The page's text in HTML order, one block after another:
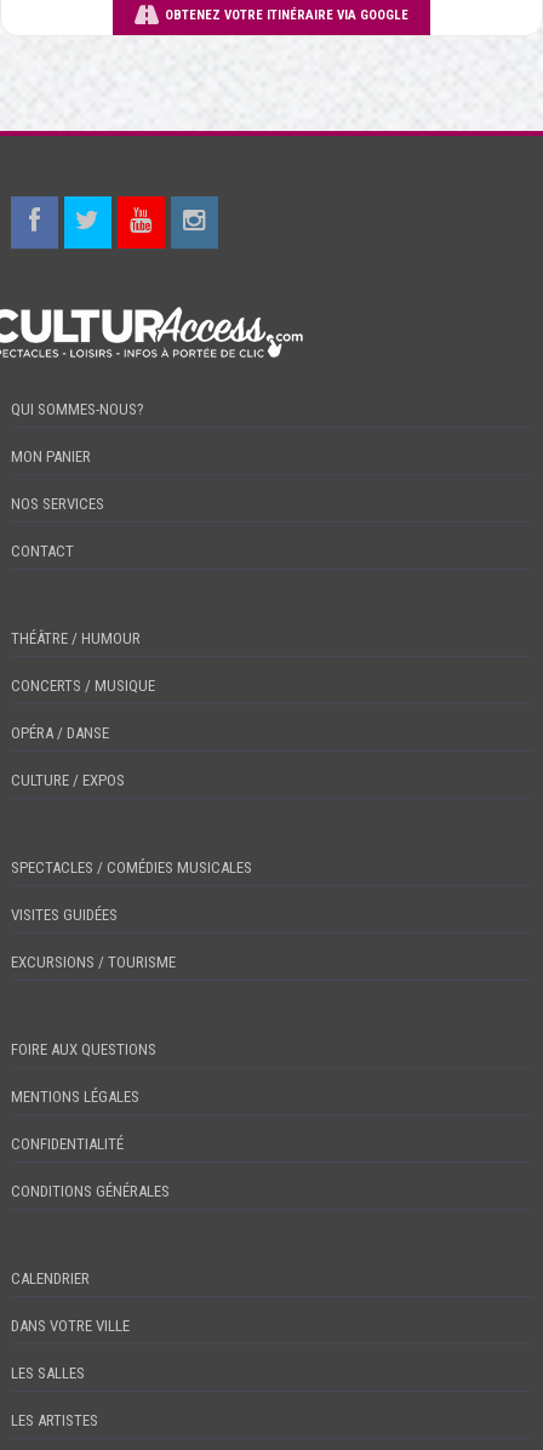
OBTENEZ VOTRE ITINÉRAIRE VIA GOOGLE
QUI SOMMES-NOUS?
MON PANIER
NOS SERVICES
CONTACT
THÉÂTRE / HUMOUR
CONCERTS / MUSIQUE
OPÉRA / DANSE
CULTURE / EXPOS
SPECTACLES / COMÉDIES MUSICALES
VISITES GUIDÉES
EXCURSIONS / TOURISME
FOIRE AUX QUESTIONS
MENTIONS LÉGALES
CONFIDENTIALITÉ
CONDITIONS GÉNÉRALES
CALENDRIER
DANS VOTRE VILLE
LES SALLES
LES ARTISTES